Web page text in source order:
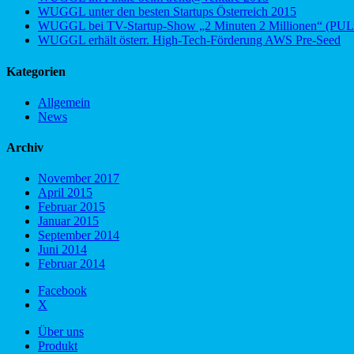
WUGGL unter den besten Startups Österreich 2015
WUGGL bei TV-Startup-Show „2 Minuten 2 Millionen“
WUGGL erhält österr. High-Tech-Förderung AWS Pre-Seed
Kategorien
Allgemein
News
Archiv
November 2017
April 2015
Februar 2015
Januar 2015
September 2014
Juni 2014
Februar 2014
Facebook
X
Über uns
Produkt